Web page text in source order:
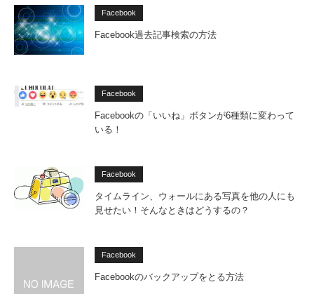
Facebook
Facebook過去記事検索の方法
Facebook
Facebookの「いいね」ボタンが6種類に変わって
いる！
Facebook
タイムライン、ウォールにある写真を他の人にも
見せたい！そんなときはどうするの？
Facebook
Facebookのバックアップをとる方法